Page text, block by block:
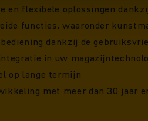
en flexibele oplossingen
functies, waaronder
dankzij de
in uw
op lange termijn
met meer dan 30 jaar